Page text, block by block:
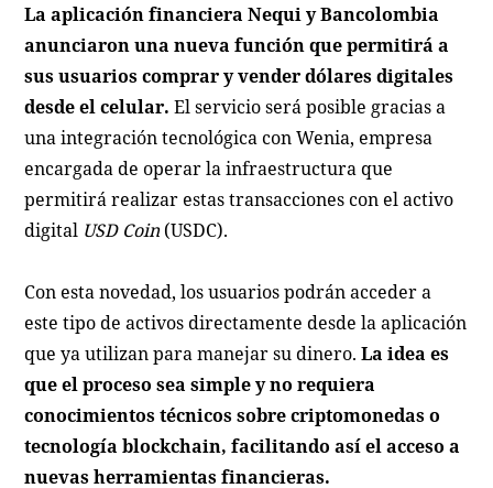
La aplicación financiera Nequi y Bancolombia
anunciaron una nueva función que permitirá a
sus usuarios comprar y vender dólares digitales
desde el celular. El servicio será posible gracias a
una integración tecnológica con Wenia, empresa
encargada de operar la infraestructura que
permitirá realizar estas transacciones con el activo
digital USD Coin(USDC).
Con esta novedad, los usuarios podrán acceder a
este tipo de activos directamente desde la aplicación
que ya utilizan para manejar su dinero.La idea es
que el proceso sea simple y no requiera
conocimientos técnicos sobre criptomonedas o
tecnología blockchain, facilitando así el acceso a
nuevas herramientas financieras.